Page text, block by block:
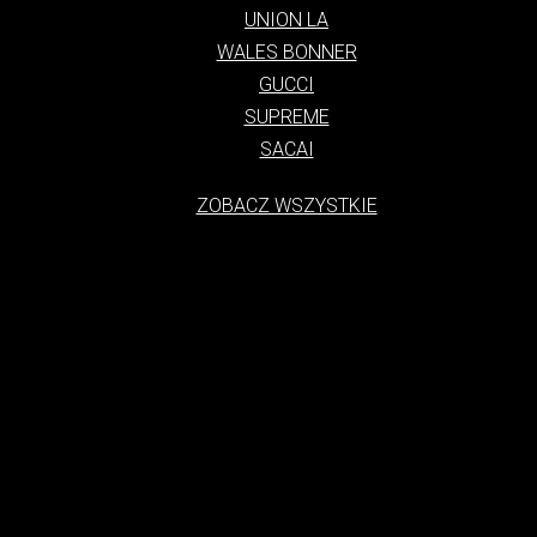
UNION LA
WALES BONNER
GUCCI
SUPREME
SACAI
ZOBACZ WSZYSTKIE